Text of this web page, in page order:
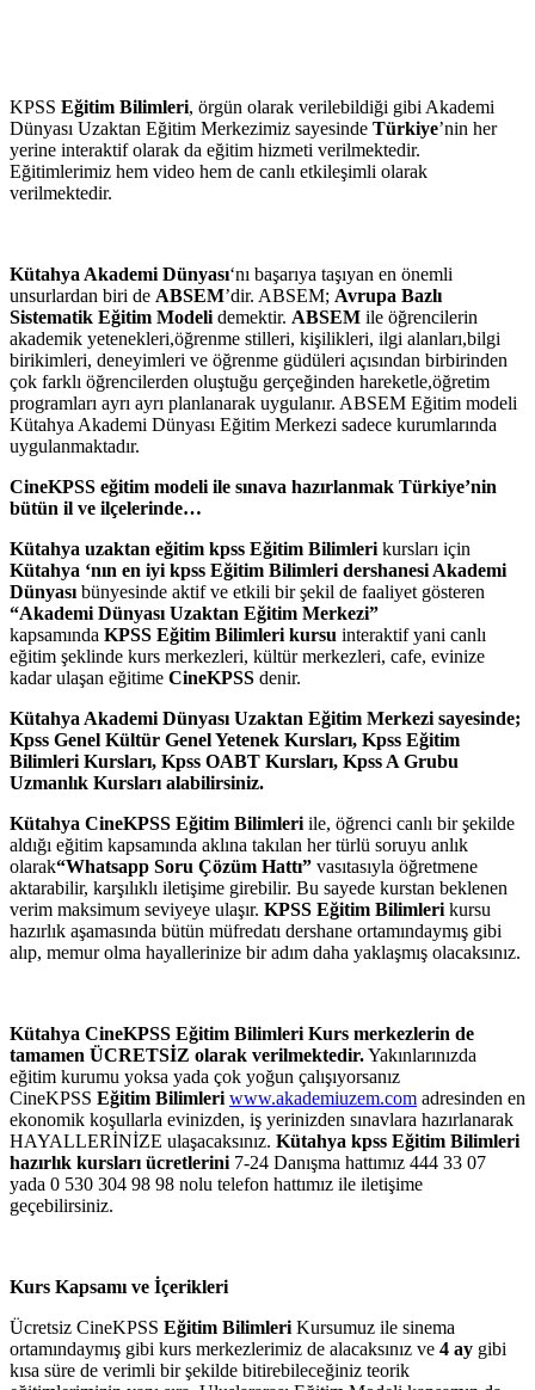
KPSS Eğitim Bilimleri, örgün olarak verilebildiği gibi Akademi
Dünyası Uzaktan Eğitim Merkezimiz sayesinde Türkiye’nin her
yerine interaktif olarak da eğitim hizmeti verilmektedir.
Eğitimlerimiz hem video hem de canlı etkileşimli olarak
verilmektedir.
Kütahya Akademi Dünyası‘nı başarıya taşıyan en önemli
unsurlardan biri de ABSEM’dir. ABSEM; Avrupa Bazlı
Sistematik Eğitim Modeli demektir. ABSEM ile öğrencilerin
akademik yetenekleri,öğrenme stilleri, kişilikleri, ilgi alanları,bilgi
birikimleri, deneyimleri ve öğrenme güdüleri açısından birbirinden
çok farklı öğrencilerden oluştuğu gerçeğinden hareketle,öğretim
programları ayrı ayrı planlanarak uygulanır. ABSEM Eğitim modeli
Kütahya Akademi Dünyası Eğitim Merkezi sadece kurumlarında
uygulanmaktadır.
CineKPSS eğitim modeli ile sınava hazırlanmak Türkiye’nin
bütün il ve ilçelerinde…
Kütahya uzaktan eğitim kpss Eğitim Bilimleri kursları için
Kütahya ‘nın en iyi kpss Eğitim Bilimleri dershanesi Akademi
Dünyası bünyesinde aktif ve etkili bir şekil de faaliyet gösteren
“Akademi Dünyası Uzaktan Eğitim Merkezi”
kapsamında KPSS Eğitim Bilimleri kursu interaktif yani canlı
eğitim şeklinde kurs merkezleri, kültür merkezleri, cafe, evinize
kadar ulaşan eğitime CineKPSS denir.
Kütahya Akademi Dünyası Uzaktan Eğitim Merkezi sayesinde;
Kpss Genel Kültür Genel Yetenek Kursları, Kpss Eğitim
Bilimleri Kursları, Kpss OABT Kursları, Kpss A Grubu
Uzmanlık Kursları alabilirsiniz.
Kütahya CineKPSS Eğitim Bilimleri ile, öğrenci canlı bir şekilde
aldığı eğitim kapsamında aklına takılan her türlü soruyu anlık
olarak“Whatsapp Soru Çözüm Hattı” vasıtasıyla öğretmene
aktarabilir, karşılıklı iletişime girebilir. Bu sayede kurstan beklenen
verim maksimum seviyeye ulaşır. KPSS Eğitim Bilimleri kursu
hazırlık aşamasında bütün müfredatı dershane ortamındaymış gibi
alıp, memur olma hayallerinize bir adım daha yaklaşmış olacaksınız.
Kütahya CineKPSS Eğitim Bilimleri Kurs merkezlerin de
tamamen ÜCRETSİZ olarak verilmektedir.Yakınlarınızda
eğitim kurumu yoksa yada çok yoğun çalışıyorsanız
CineKPSS Eğitim Bilimleri www.akademiuzem.com adresinden en
ekonomik koşullarla evinizden, iş yerinizden sınavlara hazırlanarak
HAYALLERİNİZE ulaşacaksınız. Kütahya kpss Eğitim Bilimleri
hazırlık kursları ücretlerini 7-24 Danışma hattımız 444 33 07
yada 0 530 304 98 98 nolu telefon hattımız ile iletişime
geçebilirsiniz.
Kurs Kapsamı ve İçerikleri
Ücretsiz CineKPSS Eğitim Bilimleri Kursumuz ile sinema
ortamındaymış gibi kurs merkezlerimiz de alacaksınız ve 4 ay gibi
kısa süre de verimli bir şekilde bitirebileceğiniz teorik